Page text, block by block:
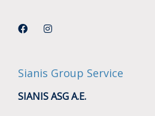
Sianis Group Service
SIANIS ASG A.E.